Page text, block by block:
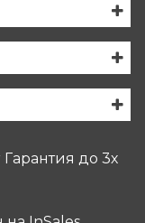
до 3х